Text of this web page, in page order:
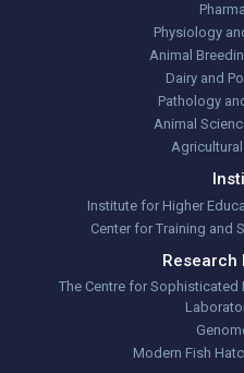
Physiology
Animal
Dairy and
Pathology
Animal
Institute for Higher
Center for Training and
Research
The Centre for Sophisticated
Modern Fish